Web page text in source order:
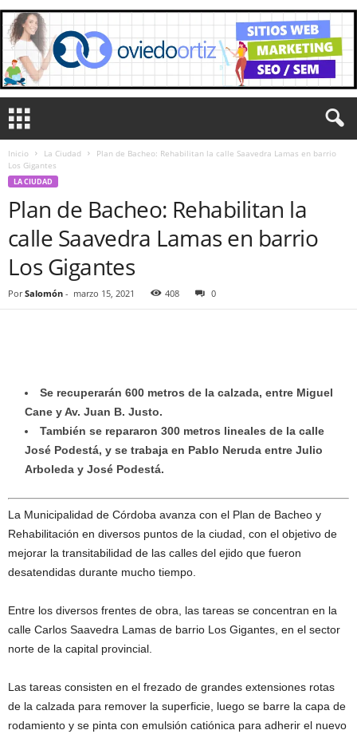
Inicio La Ciudad
Plan de Bacheo: Rehabilitan la calle Saavedra Lamas en barrio
Los Gigantes
LA CIUDAD
Plan de Bacheo: Rehabilitan la
calle Saavedra Lamas en barrio
Los Gigantes
Por Salomón - marzo 15, 2021 408 0
Se recuperarán 600 metros de la calzada, entre Miguel
Cane y Av. Juan B. Justo.
También se repararon 300 metros lineales de la calle
José Podestá, y se trabaja en Pablo Neruda entre Julio
Arboleda y José Podestá.
La Municipalidad de Córdoba avanza con el Plan de Bacheo y
Rehabilitación en diversos puntos de la ciudad, con el objetivo de
mejorar la transitabilidad de las calles del ejido que fueron
desatendidas durante mucho tiempo.
Entre los diversos frentes de obra, las tareas se concentran en la
calle Carlos Saavedra Lamas de barrio Los Gigantes, en el sector
norte de la capital provincial.
Las tareas consisten en el frezado de grandes extensiones rotas
de la calzada para remover la superficie, luego se barre la capa de
rodamiento y se pinta con emulsión catiónica para adherir el nuevo